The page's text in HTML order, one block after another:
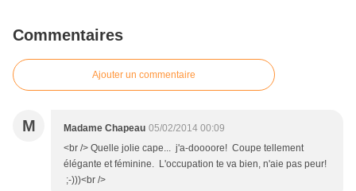
Commentaires
Ajouter un commentaire
M Madame Chapeau 05/02/2014 00:09
<br /> Quelle jolie cape... j'a-doooore! Coupe tellement
élégante et féminine. L'occupation te va bien, n'aie pas peur!
;-)))<br />